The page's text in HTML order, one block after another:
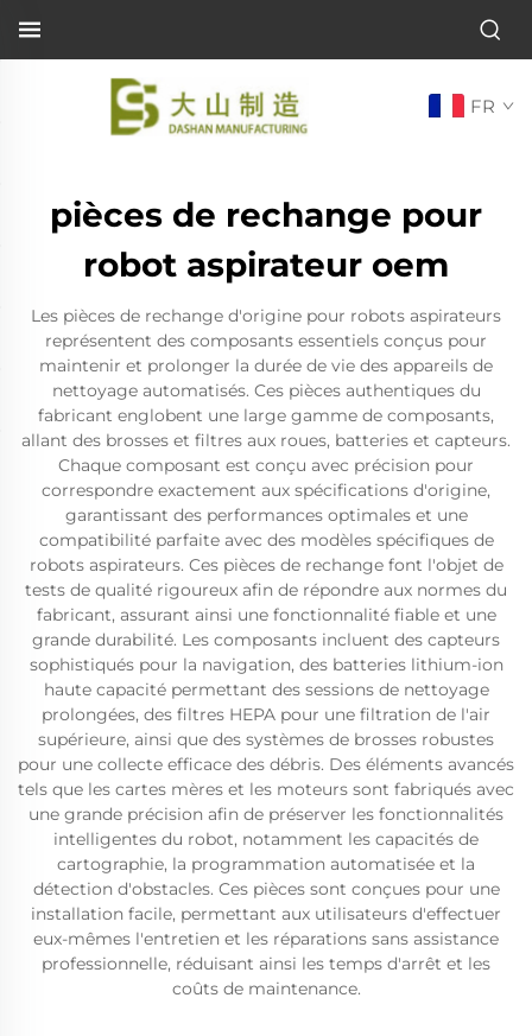
FR
pièces de rechange pour
robot aspirateur oem
Les pièces de rechange d'origine pour robots aspirateurs
représentent des composants essentiels conçus pour
maintenir et prolonger la durée de vie des appareils de
nettoyage automatisés. Ces pièces authentiques du
fabricant englobent une large gamme de composants,
allant des brosses et filtres aux roues, batteries et capteurs.
Chaque composant est conçu avec précision pour
correspondre exactement aux spécifications d'origine,
garantissant des performances optimales et une
compatibilité parfaite avec des modèles spécifiques de
robots aspirateurs. Ces pièces de rechange font l'objet de
tests de qualité rigoureux afin de répondre aux normes du
fabricant, assurant ainsi une fonctionnalité fiable et une
grande durabilité. Les composants incluent des capteurs
sophistiqués pour la navigation, des batteries lithium-ion
haute capacité permettant des sessions de nettoyage
prolongées, des filtres HEPA pour une filtration de l'air
supérieure, ainsi que des systèmes de brosses robustes
pour une collecte efficace des débris. Des éléments avancés
tels que les cartes mères et les moteurs sont fabriqués avec
une grande précision afin de préserver les fonctionnalités
intelligentes du robot, notamment les capacités de
cartographie, la programmation automatisée et la
détection d'obstacles. Ces pièces sont conçues pour une
installation facile, permettant aux utilisateurs d'effectuer
eux-mêmes l'entretien et les réparations sans assistance
professionnelle, réduisant ainsi les temps d'arrêt et les
coûts de maintenance.